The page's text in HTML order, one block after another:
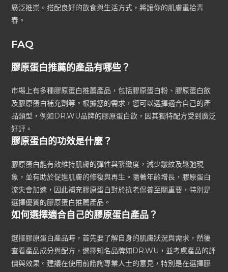
廣泛推崇。搭配良好的飲食與生活方式，將讓你的肌膚重拾青
春。
FAQ
膠原蛋白推薦的產品有哪些？
市場上有多種膠原蛋白推薦產品，包括膠原蛋白粉、膠原蛋白飲
及膠原蛋白補充劑等。根據您的需求，您可以選擇適合自己的產
品類型，例如DR.WU品牌的膠原蛋白飲，因其獨特配方受到廣泛
好評。
膠原蛋白的功效是什麼？
膠原蛋白能有效維持肌膚的彈性與緊緻度，減少皺紋及鬆弛現
象，並有助於促進肌膚的修復與再生。隨著年齡增長，膠原蛋白
流失會加速，因此補充膠原蛋白對於抗老保養至關重要，特別是
選擇優質的膠原蛋白推薦產品。
如何選擇適合自己的膠原蛋白產品？
選擇膠原蛋白產品時，首先要了解自身的肌膚狀況與需求，然後
查看產品成分與配方，選擇知名品牌如DR.WU，並考慮產品的評
價與效果。建議在使用前諮詢專業人士的意見，特別是在選擇膠